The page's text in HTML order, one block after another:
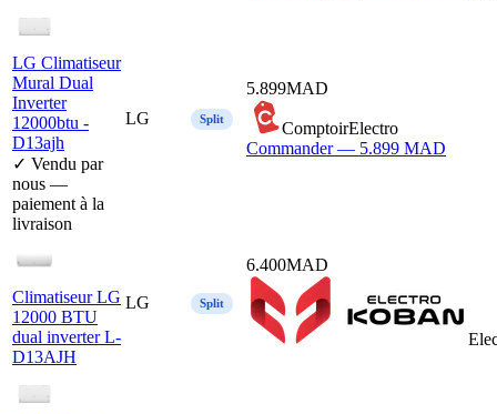
LG Climatiseur
Mural Dual
Inverter
12000btu -
D13ajh
✓ Vendu par
nous —
paiement à la
livraison
LG Split
5.899MAD
ComptoirElectro
Commander — 5.899 MAD
Climatiseur LG
12000 BTU
dual inverter L-
D13AJH
LG Split
6.400MAD